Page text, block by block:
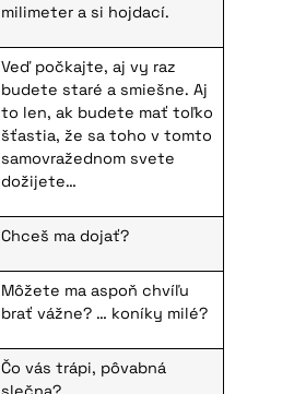
milimeter a si hojdací.
Veď počkajte, aj vy raz
budete staré a smiešne. Aj
to len, ak budete mať toľko
šťastia, že sa toho v tomto
samovražednom svete
dožijete…
Chceš ma dojať?
Môžete ma aspoň chvíľu
brať vážne? … koníky milé?
Čo vás trápi, pôvabná